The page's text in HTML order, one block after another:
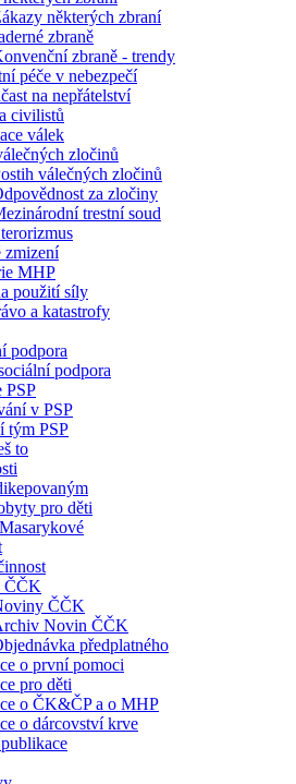
některých zbraní
zbraně
zbraně - trendy
péče v nebezpečí
na nepřátelství
civilistů
válek
zločinů
válečných zločinů
za zločiny
trestní soud
zmizení
MHP
použití síly
a katastrofy
podpora
podpora
PSP
v PSP
tým PSP
to
pro děti
ČČK
ČČK
Novin ČČK
předplatného
o první pomoci
pro děti
o ČK&ČP a o MHP
o dárcovství krve